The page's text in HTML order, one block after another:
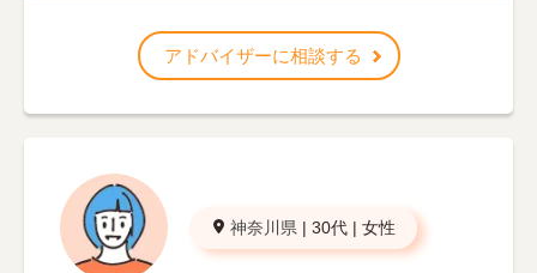
アドバイザーに相談する
神奈川県 | 30代 | 女性